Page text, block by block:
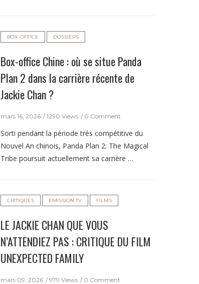
BOX-OFFICE DOSSIERS
Box-office Chine : où se situe Panda
Plan 2 dans la carrière récente de
Jackie Chan ?
mars 16, 2026 1290 Views 0 Comment
Sorti pendant la période très compétitive du
Nouvel An chinois, Panda Plan 2: The Magical
Tribe poursuit actuellement sa carrière …
CRITIQUES EMISSION TV FILMS
LE JACKIE CHAN QUE VOUS
N’ATTENDIEZ PAS : CRITIQUE DU FILM
UNEXPECTED FAMILY
mars 09, 2026 979 Views 0 Comment